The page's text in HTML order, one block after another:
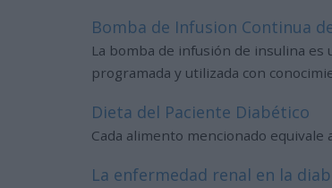
Bomba de Infusion Continua
La bomba de infusión de insulina
programada y utilizada con
Dieta del Paciente Diabético
Cada alimento mencionado
La enfermedad renal en la